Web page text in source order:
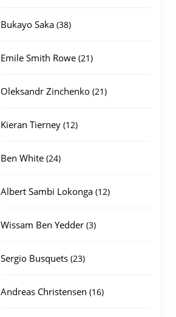
Bukayo Saka 3838
Emile Smith Rowe 2121
Oleksandr Zinchenko 2121
Kieran Tierney 1212
Ben White 2424
Albert Sambi Lokonga 1212
Wissam Ben Yedder 33
Sergio Busquets 2323
Andreas Christensen 1616